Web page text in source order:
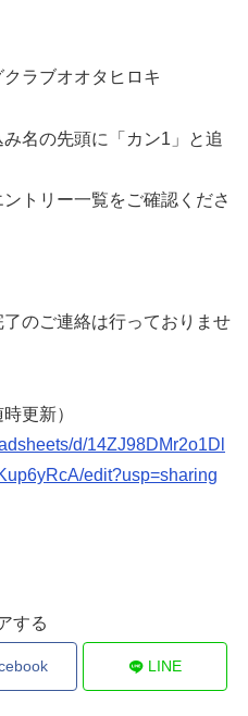
ラブオオタヒロキ
名の先頭に「カン1」と追
トリー一覧をご確認くださ
のご連絡は行っておりませ
更新）
d/14ZJ98DMr2o1Dl
edit?usp=sharing
する
LINE